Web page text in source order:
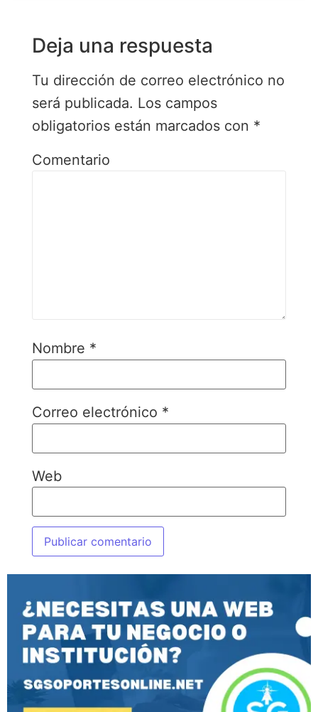
Deja una respuesta
Tu dirección de correo electrónico no
será publicada. Los campos
obligatorios están marcados con *
Comentario
Nombre *
Correo electrónico *
Web